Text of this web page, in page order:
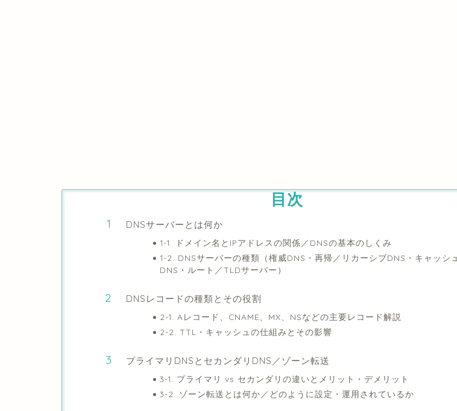
目次
DNSサーバーとは何か
1-1. ドメイン名とIPアドレスの関係／DNSの基本のしくみ
1-2. DNSサーバーの種類（権威DNS・再帰／リカーシブDNS・キャッシュ
DNS・ルート／TLDサーバー）
DNSレコードの種類とその役割
2-1. Aレコード、CNAME、MX、NSなどの主要レコード解説
2-2. TTL・キャッシュの仕組みとその影響
プライマリDNSとセカンダリDNS／ゾーン転送
3-1. プライマリ vs セカンダリの違いとメリット・デメリット
3-2. ゾーン転送とは何か／どのように設定・運用されているか